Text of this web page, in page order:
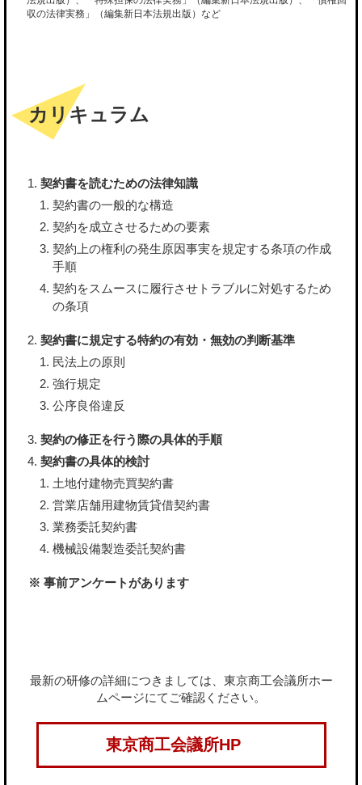
収の法律実務」（編集新日本法規出版）など
カリキュラム
契約書を読むための法律知識
契約書の一般的な構造
契約を成立させるための要素
契約上の権利の発生原因事実を規定する条項の作成
手順
契約をスムースに履行させトラブルに対処するため
の条項
契約書に規定する特約の有効・無効の判断基準
民法上の原則
強行規定
公序良俗違反
契約の修正を行う際の具体的手順
契約書の具体的検討
土地付建物売買契約書
営業店舗用建物賃貸借契約書
業務委託契約書
機械設備製造委託契約書
※ 事前アンケートがあります
最新の研修の詳細につきましては、東京商工会議所ホー
ムページにてご確認ください。
東京商工会議所HP